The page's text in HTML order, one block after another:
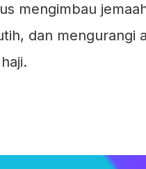
mengimbau
dan mengurangi